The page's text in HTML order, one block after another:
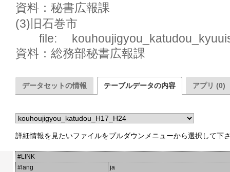
資料：秘書広報課
(3)旧石巻市
file:　
資料：総務部秘書広報課
データセットの情報 テーブルデータの内容 アプリ (0)
詳細情報を見たいファイルをプルダウンメニューから選択して下
#LINK
#lang
ja